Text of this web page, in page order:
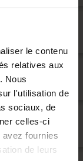
le contenu
relatives aux
Nous
l'utilisation de
sociaux, de
celles-ci
fournies
de leurs